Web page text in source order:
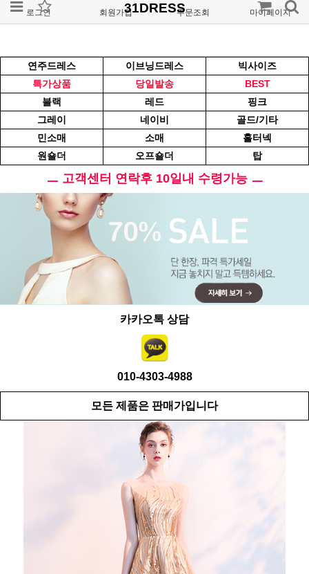
로그인 회원가입 주문조회 마이페이지
31DRESS
연주드레스 이브닝드레스
빅사이즈
특가상품
당일발송
BEST
블랙
레드
핑크
그레이
네이비
골드/기타
민소매
소매
홀터넥
원숄더
오프숄더 탑
ㅡ 고객센터 연락후 10일내 수령가능 ㅡ
카카오톡 상담
010-4303-4988
모든 제품은 판매가입니다